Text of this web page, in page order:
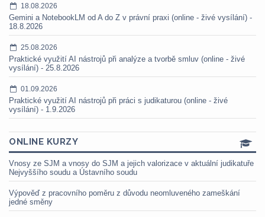
18.08.2026
Gemini a NotebookLM od A do Z v právní praxi (online - živé vysílání) -
18.8.2026
25.08.2026
Praktické využití AI nástrojů při analýze a tvorbě smluv (online - živé
vysílání) - 25.8.2026
01.09.2026
Praktické využití AI nástrojů při práci s judikaturou (online - živé
vysílání) - 1.9.2026
ONLINE KURZY
Vnosy ze SJM a vnosy do SJM a jejich valorizace v aktuální judikatuře
Nejvyššího soudu a Ústavního soudu
Výpověď z pracovního poměru z důvodu neomluveného zameškání
jedné směny